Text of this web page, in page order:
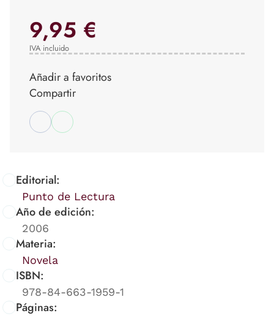
Editorial:
Punto de Lectura
Año de edición:
2006
Materia:
Novela
ISBN:
978-84-663-1959-1
Páginas:
9,95 €
IVA incluido
Añadir a favoritos
Compartir